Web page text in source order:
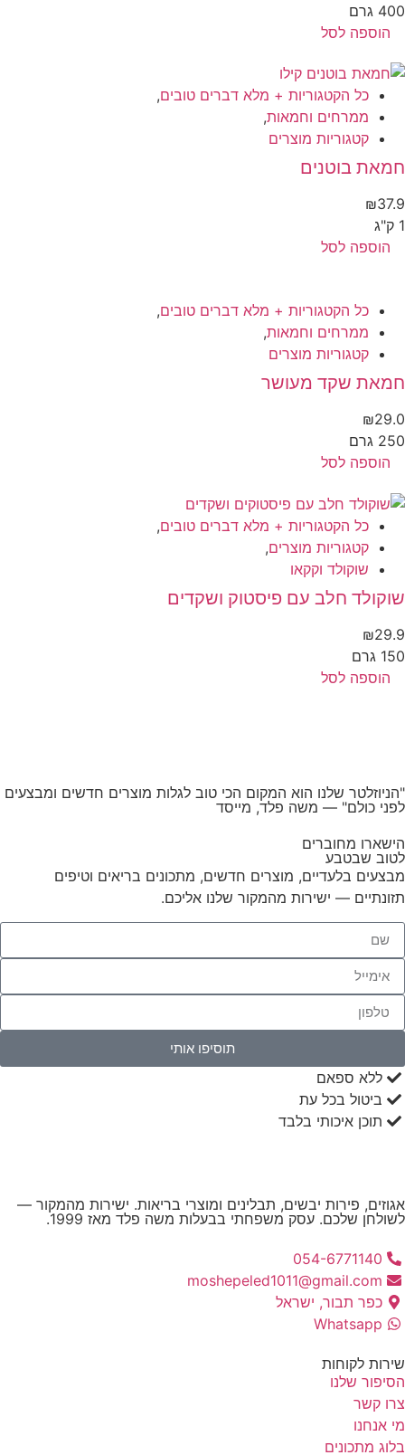
גרם
הוספה לסל
כל הקטגוריות + מלא דברים טובים,
ממרחים וחמאות,
קטגוריות מוצרים
בוטנים
₪
הוספה לסל
כל הקטגוריות + מלא דברים טובים,
ממרחים וחמאות,
קטגוריות מוצרים
שקד מעושר
₪
גרם
הוספה לסל
כל הקטגוריות + מלא דברים טובים,
קטגוריות מוצרים,
שוקולד וקקאו
חלב עם פיסטוק ושקדים
₪
גרם
הוספה לסל
שלנו הוא המקום הכי טוב לגלות מוצרים חדשים ומבצעים
כולם"— משה פלד, מייסד
מחוברים
שבטבע
בלעדיים, מוצרים חדשים, מתכונים בריאים וטיפים
— ישירות מהמקור שלנו אליכם.
תוסיפו אותי
ללא ספאם
ביטול בכל עת
תוכן איכותי בלבד
פירות יבשים, תבלינים ומוצרי בריאות. ישירות מהמקור —
שלכם. עסק משפחתי בבעלות משה פלד מאז 1999.
054-6771140
moshepeled1011@gmail.com
כפר תבור, ישראל
Whatsapp
לקוחות
שלנו
קשר
אנחנו
מתכונים